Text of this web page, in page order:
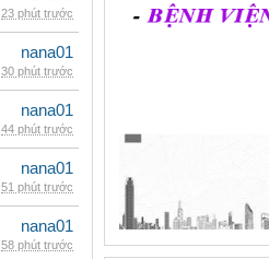
23 phút trước
nana01
30 phút trước
nana01
44 phút trước
nana01
51 phút trước
nana01
58 phút trước